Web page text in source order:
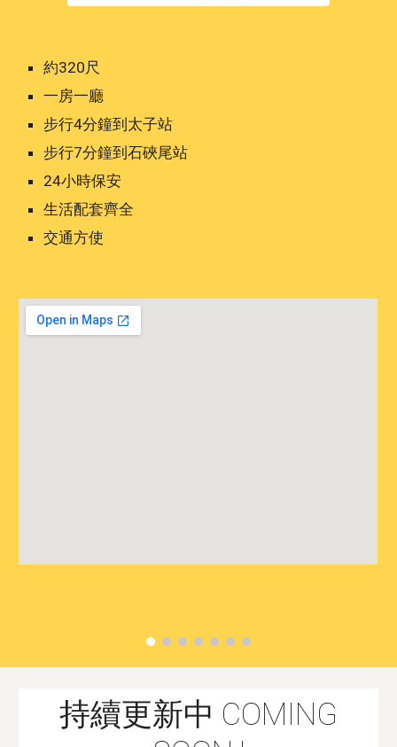
約320尺
一房一廳
步行4分鐘到太子站
步行7分鐘到石硤尾站
24小時保安
生活配套齊全
交通方使
持續更新中 COMING